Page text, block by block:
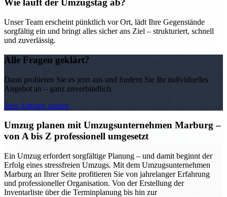
Wie läuft der Umzugstag ab?
Unser Team erscheint pünktlich vor Ort, lädt Ihre Gegenstände
sorgfältig ein und bringt alles sicher ans Ziel – strukturiert, schnell
und zuverlässig.
Alle Fragen geklärt?
Dann probieren Sie es jetzt aus und fordern Sie Ihr individuelles
Angebot an – ganz unverbindlich.
Jetzt Anfrage starten
Umzug planen mit Umzugsunternehmen Marburg –
von A bis Z professionell umgesetzt
Ein Umzug erfordert sorgfältige Planung – und damit beginnt der
Erfolg eines stressfreien Umzugs. Mit dem Umzugsunternehmen
Marburg an Ihrer Seite profitieren Sie von jahrelanger Erfahrung
und professioneller Organisation. Von der Erstellung der
Inventarliste über die Terminplanung bis hin zur